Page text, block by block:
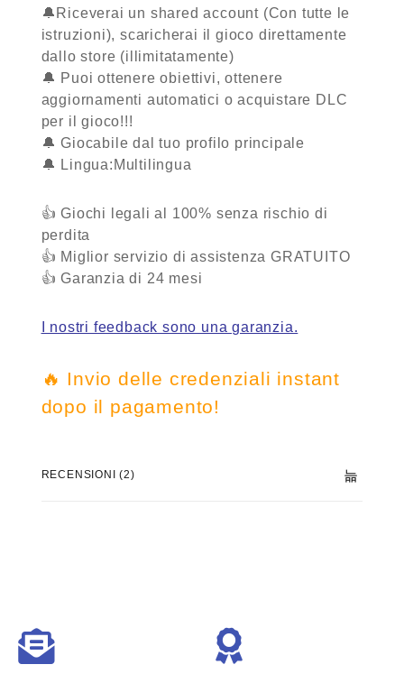
🔔Riceverai un shared account (Con tutte le
istruzioni), scaricherai il gioco direttamente
dallo store (illimitatamente)
🔔 Puoi ottenere obiettivi, ottenere
aggiornamenti automatici o acquistare DLC
per il gioco!!!
🔔 Giocabile dal tuo profilo principale
🔔 Lingua:Multilingua
👍 Giochi legali al 100% senza rischio di
perdita
👍 Miglior servizio di assistenza GRATUITO
👍 Garanziadi 24 mesi
I nostri feedback sono una garanzia.
🔥 Invio delle credenziali instant
dopo il pagamento!
RECENSIONI (2)